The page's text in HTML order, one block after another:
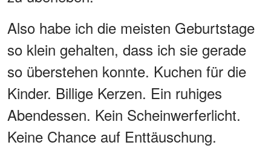
Also habe ich die meisten Geburtstage
so klein gehalten, dass ich sie gerade
so überstehen konnte. Kuchen für die
Kinder. Billige Kerzen. Ein ruhiges
Abendessen. Kein Scheinwerferlicht.
Keine Chance auf Enttäuschung.